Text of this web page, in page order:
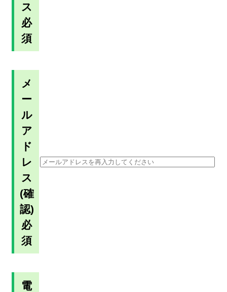
ス
必
須
メ
ー
ル
ア
ド
レ
ス
(確
認)
必
須
電